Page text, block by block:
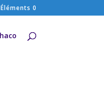
Éléments 0